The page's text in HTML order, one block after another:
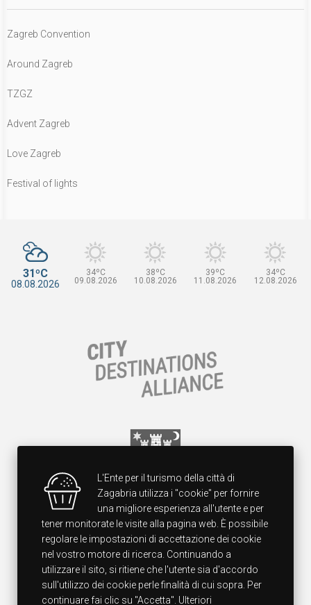
Zagreb Convention
Around Zagreb
TZGZ
Advent Zagreb
Love Zagreb
Festival of lights
31ºC
08.08.2026
34ºC
09.08.2026
38ºC
10.08.2026
39ºC
11.08.2026
34ºC
12.08.2026
L'Ente per il turismo della città di
Zagabria utilizza i "cookie" per fornire
una migliore esperienza all'utente e per
tener monitorate le visite alla pagina web. È possibile
regolare le impostazioni di accettazione dei cookie
nel vostro motore di ricerca. Continuando a
utilizzare il sito, si ritiene che l'utente sia d'accordo
sull'utilizzo dei cookie perle finalità di cui sopra. Per
continuare fai clic su "Accetta". Ulteriori